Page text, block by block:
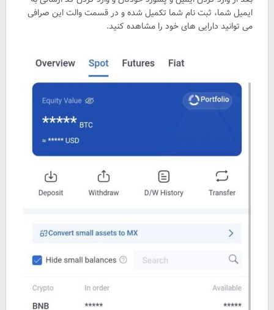
ایمیل شما، ثبت نام شما تکمیل شده و در قسمت والت این صرافی
می توانید دارایی های خود را مشاهده کنید.